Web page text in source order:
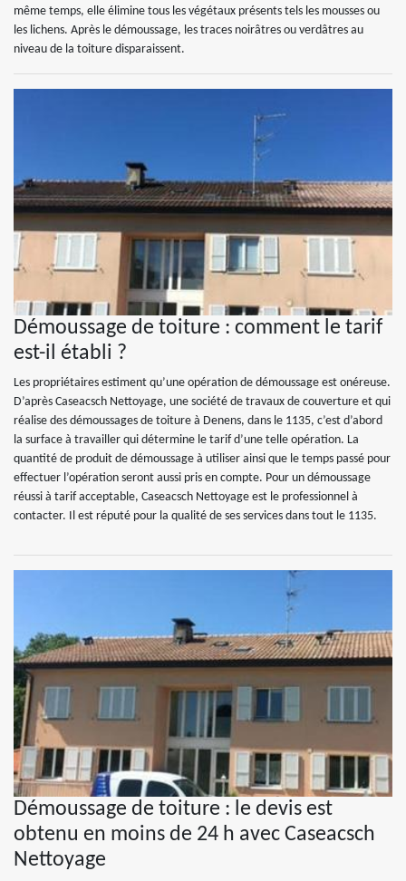
même temps, elle élimine tous les végétaux présents tels les mousses ou
les lichens. Après le démoussage, les traces noirâtres ou verdâtres au
niveau de la toiture disparaissent.
Démoussage de toiture : comment le tarif
est-il établi ?
Les propriétaires estiment qu’une opération de démoussage est onéreuse.
D’après Caseacsch Nettoyage, une société de travaux de couverture et qui
réalise des démoussages de toiture à Denens, dans le 1135, c’est d’abord
la surface à travailler qui détermine le tarif d’une telle opération. La
quantité de produit de démoussage à utiliser ainsi que le temps passé pour
effectuer l’opération seront aussi pris en compte. Pour un démoussage
réussi à tarif acceptable, Caseacsch Nettoyage est le professionnel à
contacter. Il est réputé pour la qualité de ses services dans tout le 1135.
Démoussage de toiture : le devis est
obtenu en moins de 24 h avec Caseacsch
Nettoyage